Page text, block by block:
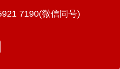
到管道内压力波动异常时，便可
7190(微信同号)